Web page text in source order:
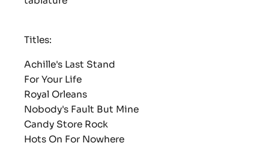
Titles:
Achille's Last Stand
For Your Life
Royal Orleans
Nobody's Fault But Mine
Candy Store Rock
Hots On For Nowhere